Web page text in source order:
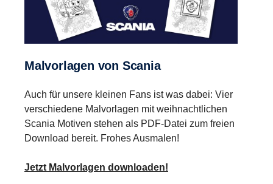
Malvorlagen von Scania
Auch für unsere kleinen Fans ist was dabei: Vier
verschiedene Malvorlagen mit weihnachtlichen
Scania Motiven stehen als PDF-Datei zum freien
Download bereit. Frohes Ausmalen!
Jetzt Malvorlagen downloaden!